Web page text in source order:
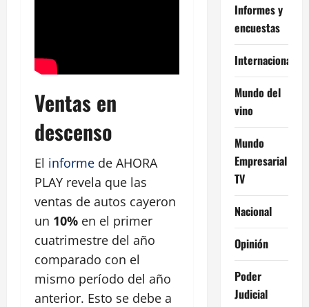
Ventas en
descenso
El informe de AHORA
PLAY revela que las
ventas de autos cayeron
un 10% en el primer
cuatrimestre del año
comparado con el
mismo período del año
anterior. Esto se debe a
Informes y
encuestas
Internacional
Mundo del
vino
Mundo
Empresarial
TV
Nacional
Opinión
Poder
Judicial